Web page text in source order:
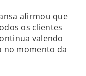
afirmou que
os clientes
valendo
no momento da